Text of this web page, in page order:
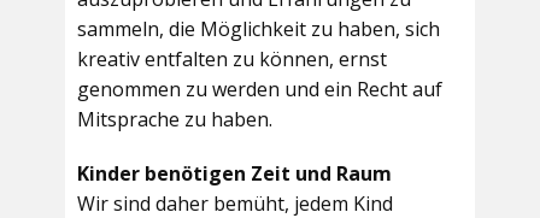
sammeln, die Möglichkeit zu haben, sich
kreativ entfalten zu können, ernst
genommen zu werden und ein Recht auf
Mitsprache zu haben.
Kinder benötigen Zeit und Raum
Wir sind daher bemüht, jedem Kind